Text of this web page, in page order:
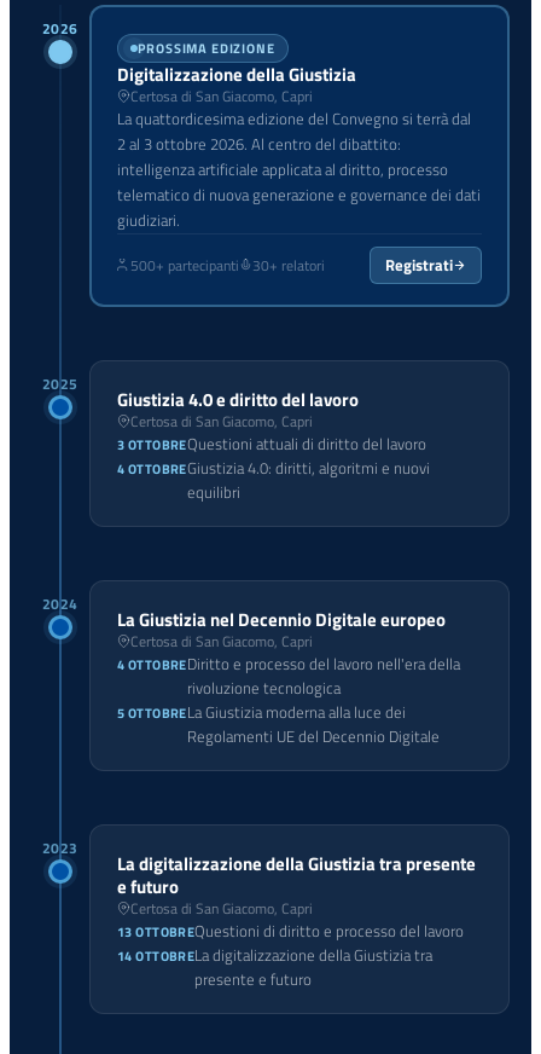
2026
PROSSIMA EDIZIONE
Digitalizzazione della Giustizia
Certosa di San Giacomo, Capri
La quattordicesima edizione del Convegno si terrà dal
2 al 3 ottobre 2026. Al centro del dibattito:
intelligenza artificiale applicata al diritto, processo
telematico di nuova generazione e governance dei dati
giudiziari.
500+ partecipanti 30+ relatori Registrati
2025
Giustizia 4.0 e diritto del lavoro
Certosa di San Giacomo, Capri
3 OTTOBREQuestioni attuali di diritto del lavoro
4 OTTOBREGiustizia 4.0: diritti, algoritmi e nuovi
equilibri
2024
La Giustizia nel Decennio Digitale europeo
Certosa di San Giacomo, Capri
4 OTTOBREDiritto e processo del lavoro nell'era della
rivoluzione tecnologica
5 OTTOBRELa Giustizia moderna alla luce dei
Regolamenti UE del Decennio Digitale
2023
La digitalizzazione della Giustizia tra presente
e futuro
Certosa di San Giacomo, Capri
13 OTTOBREQuestioni di diritto e processo del lavoro
14 OTTOBRELa digitalizzazione della Giustizia tra
presente e futuro